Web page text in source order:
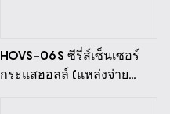
HOVS-06S ซีรี่ส์เซ็นเซอร์
กระแสฮอลล์ (แหล่งจ่าย